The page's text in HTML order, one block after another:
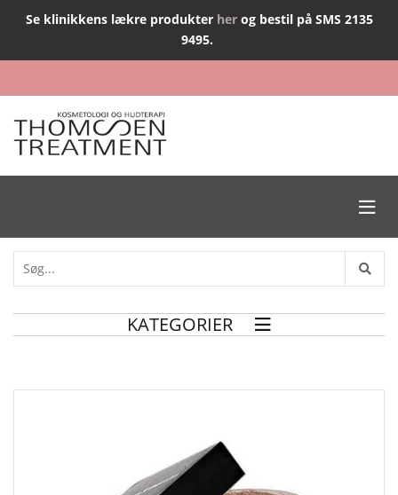
Se klinikkens lækre produkter herog bestil på SMS 2135
9495.

KATEGORIER 